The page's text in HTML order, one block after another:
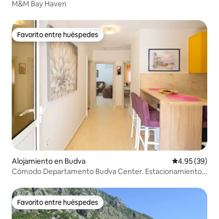
M&M Bay Haven
Favorito entre huéspedes
Favorito entre huéspedes
Alojamiento en Budva Calificación
4.95 (39)
Cómodo Departamento Budva Center. Estacionamiento
Favorito entre huéspedes
Favorito entre huéspedes